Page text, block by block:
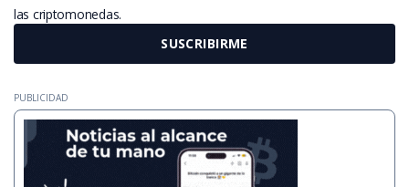
las criptomonedas.
SUSCRIBIRME
PUBLICIDAD